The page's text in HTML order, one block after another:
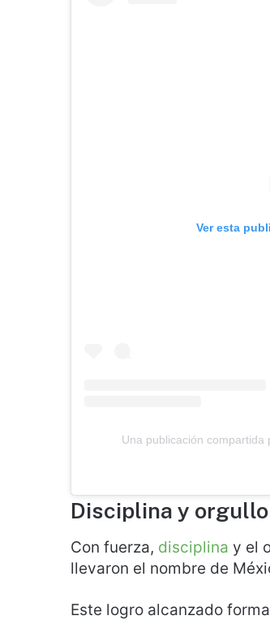
Ver esta
Una publicación compartida
Disciplina y orgullo
Con fuerza, disciplina y el
llevaron el nombre de
Este logro alcanzado